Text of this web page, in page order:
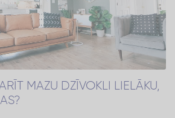
MAZU DZĪVOKLI LIELĀKU,